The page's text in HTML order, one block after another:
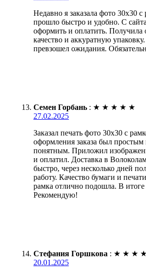
Недавно я заказала фото 30х30
прошло быстро и удобно. С
оформить и оплатить. Получила
качество и аккуратную упаковку.
превзошел ожидания.
Семен Горбань : ★ ★ ★ ★ ★
27.02.2025
Заказал печать фото 30х30 с
оформления заказа был
понятным. Приложил
и оплатил. Доставка в
быстро, через несколько дней
работу. Качество бумаги и
рамка отлично подошла. В итоге
Рекомендую!
Стефания Горшкова : ★ ★ ★ ★
20.01.2025